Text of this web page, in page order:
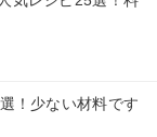
！少ない材料です